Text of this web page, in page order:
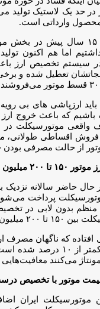
حد یک لاستیک تولید
محصول وارداتی است.
اما هم اکنون
سیستم تخصیص ارز
تعطیل شده و
باید ارزپاشی های بی
باشیم که باعث خروج
فروش اقساطی طولانی،
از حالت مصرفی
دلار است
حال حاضر سالانه نزدیک
پرداخت
منظم بدون لابی در
دلار در سال است.
ساخت تولید داخل کمتر
مونتاژ می‌کنند
موتورسیکلت ایران